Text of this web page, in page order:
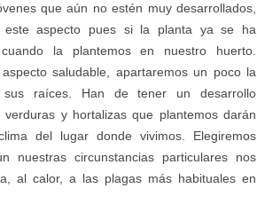
que aún no estén muy desarrollados,
aspecto pues si la planta ya se ha
la plantemos en nuestro huerto.
saludable, apartaremos un poco la
raíces. Han de tener un desarrollo
y hortalizas que plantemos darán
del lugar donde vivimos. Elegiremos
nuestras circunstancias particulares nos
al calor, a las plagas más habituales en